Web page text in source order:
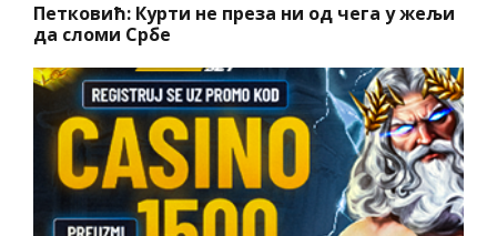
Петковић: Курти не преза ни од чега у жељи
да сломи Србе